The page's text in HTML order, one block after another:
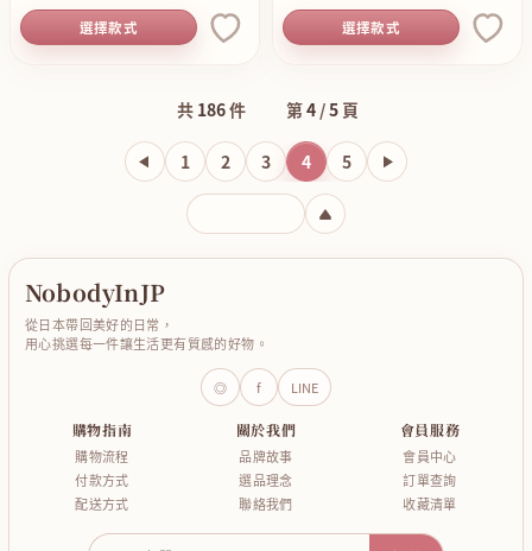
選擇款式 選擇款式
共 186件 第4 /5 頁
1 2 3 4 5
輸入頁碼
NobodyInJP
從日本帶回美好的日常，
用心挑選每一件讓生活更有質感的好物。
◎ f LINE
購物指南
購物流程
付款方式
配送方式
關於我們
品牌故事
選品理念
聯絡我們
會員服務
會員中心
訂單查詢
收藏清單